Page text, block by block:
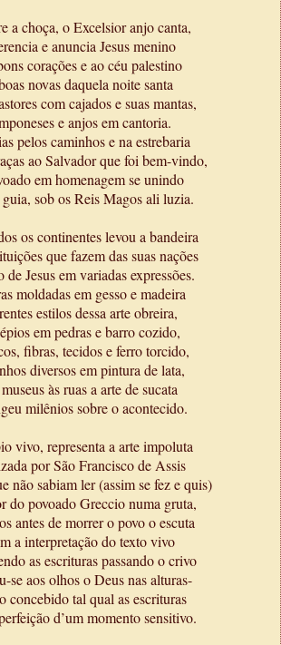
a choça, o Excelsior anjo canta,
e anuncia Jesus menino
corações e ao céu palestino
novas daquela noite santa
com cajados e suas mantas,
e anjos em cantoria.
pelos caminhos e na estrebaria
ao Salvador que foi bem-vindo,
em homenagem se unindo
guia, sob os Reis Magos ali luzia.
os continentes levou a bandeira
que fazem das suas nações
de Jesus em variadas expressões.
moldadas em gesso e madeira
estilos dessa arte obreira,
em pedras e barro cozido,
fibras, tecidos e ferro torcido,
diversos em pintura de lata,
às ruas a arte de sucata
milênios sobre o acontecido.
vivo, representa a arte impoluta
por São Francisco de Assis
não sabiam ler (assim se fez e quis)
do povoado Greccio numa gruta,
antes de morrer o povo o escuta
a interpretação do texto vivo
as escrituras passando o crivo
se aos olhos o Deus nas alturas-
concebido tal qual as escrituras
d’um momento sensitivo.